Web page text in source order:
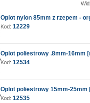
Oplot nylon 85mm z rzepem -
Kod: 12229
Oplot poliestrowy .8mm-16mm
Kod: 12534
Oplot poliestrowy 15mm-25mm
Kod: 12535